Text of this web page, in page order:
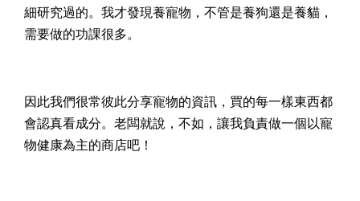
細研究過的。我才發現養寵物，不管是養狗還是養貓，
需要做的功課很多。
因此我們很常彼此分享寵物的資訊，買的每一樣東西都
會認真看成分。老闆就說，不如，讓我負責做一個以寵
物健康為主的商店吧！